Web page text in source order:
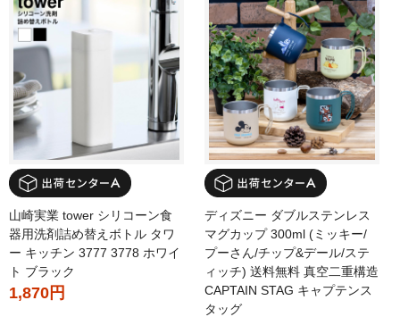
山崎実業 tower シリコーン食
器用洗剤詰め替えボトル タワ
ー キッチン 3777 3778 ホワイ
ト ブラック
1,870円
ディズニー ダブルステンレス
マグカップ 300ml (ミッキー/
プーさん/チップ&デール/ステ
ィッチ) 送料無料 真空二重構造
CAPTAIN STAG キャプテンス
タッグ